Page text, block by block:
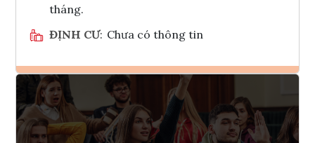
tháng.
ĐỊNH CƯ: Chưa có thông tin
Ghi danh
Tham vấn Interlink